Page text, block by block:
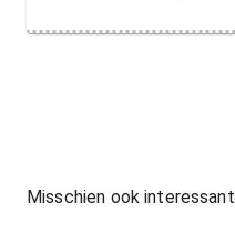
Misschien ook interessant